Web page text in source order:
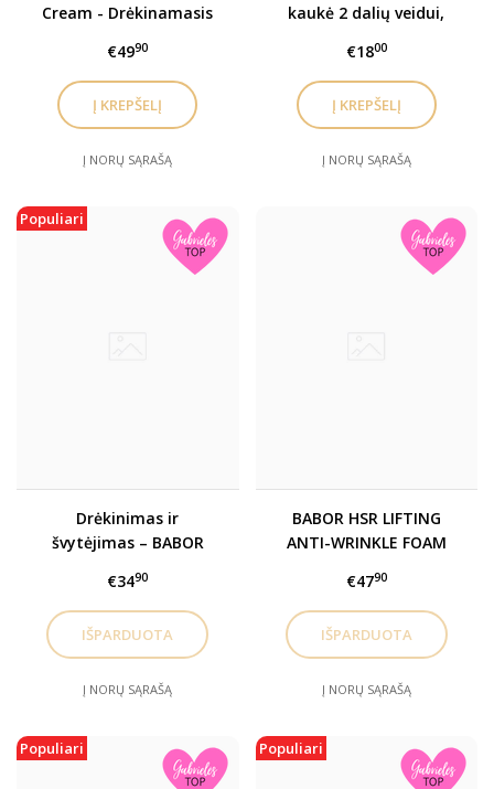
Cream - Drėkinamasis
atspalviu SPF15, 30 ml
€4990
Į NORŲ SĄRAŠĄ
kaukė 2 dalių veidui,
€1800
Į NORŲ SĄRAŠĄ
Populiari
Drėkinimas ir
švytėjimas – BABOR
Glow
€3490
Į NORŲ SĄRAŠĄ
BABOR HSR LIFTING
ANTI-WRINKLE FOAM
kaukė veidui, 75ml
€4790
Į NORŲ SĄRAŠĄ
Populiari Populiari